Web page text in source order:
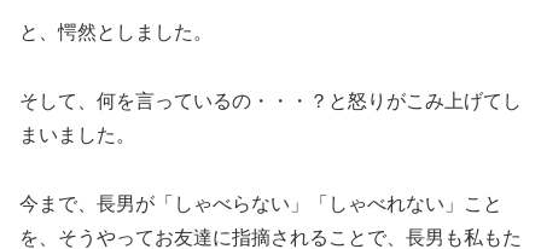
と、愕然としました。
そして、何を言っているの・・・？と怒りがこみ上げてし
まいました。
今まで、長男が「しゃべらない」「しゃべれない」こと
を、そうやってお友達に指摘されることで、長男も私もた